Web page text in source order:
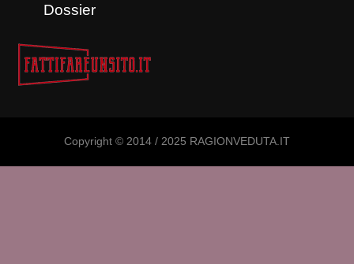
Dossier
Copyright © 2014 / 2025 RAGIONVEDUTA.IT